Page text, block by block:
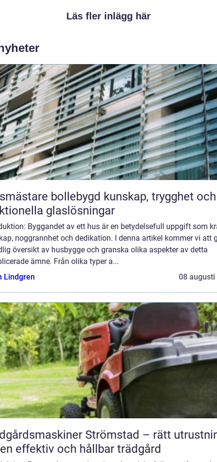
Läs fler inlägg här
bollebygd kunskap, trygghet och
glaslösningar
Byggandet av ett hus är en betydelsefull uppgift som
noggrannhet och dedikation. I denna artikel kommer vi att
översikt av husbygge och granska olika aspekter av detta
ämne. Från olika typer a...
Lindgren
08 augusti
Strömstad – rätt
effektiv och hållbar trädgård